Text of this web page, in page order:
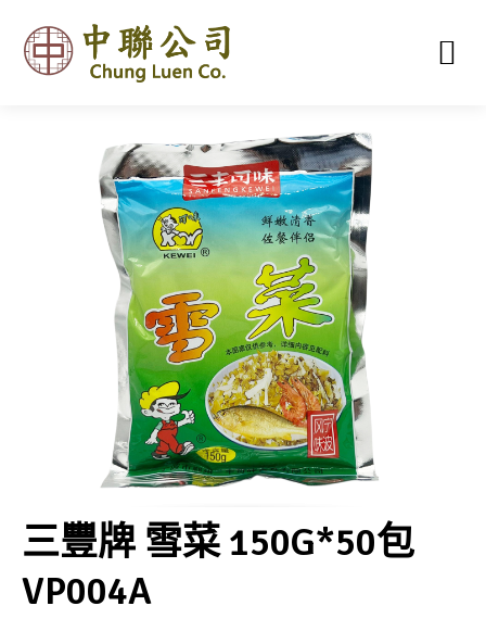
三豐牌 雪菜 150G*50包
VP004A